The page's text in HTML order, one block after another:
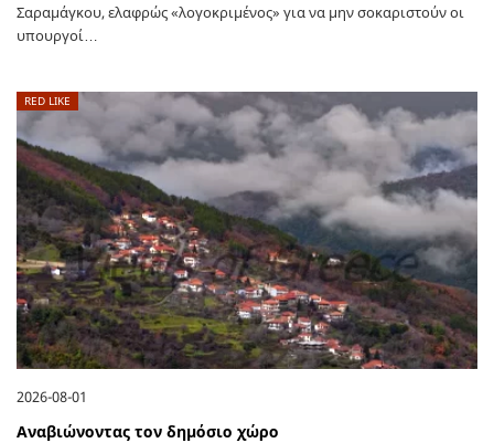
Σαραμάγκου, ελαφρώς «λογοκριμένος» για να μην σοκαριστούν οι
υπουργοί…
RED LIKE
2026-08-01
Αναβιώνοντας τον δημόσιο χώρο